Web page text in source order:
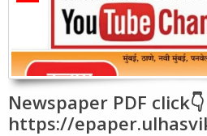
Newspaper PDF click👇
https://